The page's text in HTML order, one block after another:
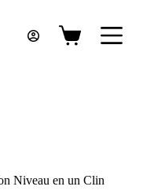
Panier
Niveau en un Clin